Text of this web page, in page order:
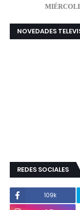
NOVEDADES
REDES SOCIALES
109k